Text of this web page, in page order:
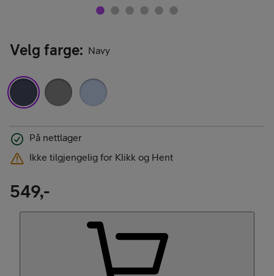
Velg farge: Navy
På nettlager
Ikke tilgjengelig for Klikk og Hent
549,-